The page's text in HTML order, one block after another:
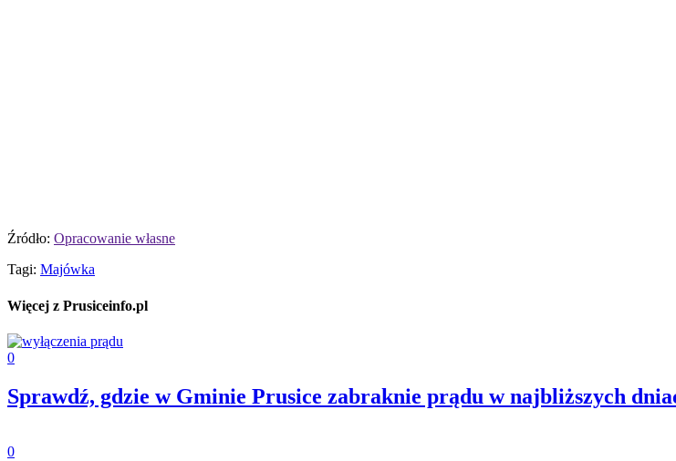
Źródło: Opracowanie własne
Tagi: Majówka
Więcej z Prusiceinfo.pl
0
Sprawdź, gdzie w Gminie Prusice zabraknie prądu w najbliższych
0